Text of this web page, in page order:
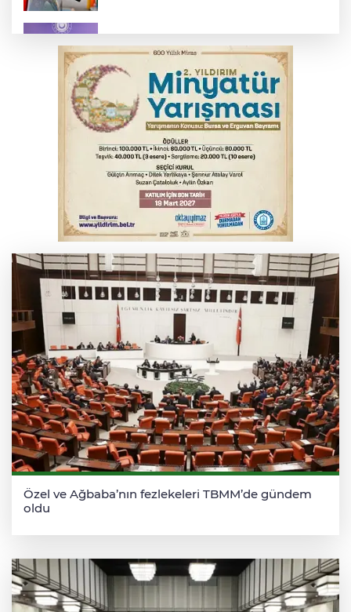
milletimize hayırlı olsun
Serbest piyasada döviz fiyatları
Osmangazi’de kaldırım işgaline geçit yok
Serbest piyasada altın fiyatları...
Özel ve Ağbaba’nın fezlekeleri TBMM’de gündem
oldu